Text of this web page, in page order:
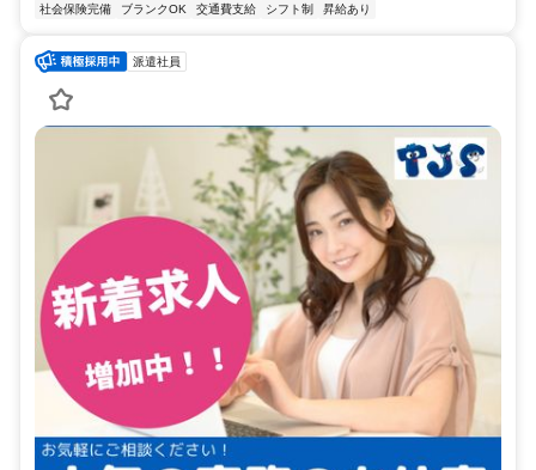
社会保険完備 ブランクOK 交通費支給 シフト制 昇給あり
派遣社員